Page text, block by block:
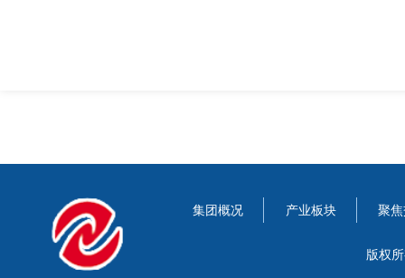
集团概况 产业板块 聚
版权